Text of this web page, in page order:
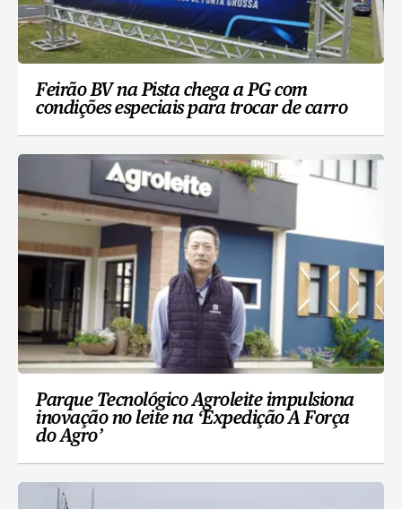
Feirão BV na Pista chega a PG com
condições especiais para trocar de carro
Parque Tecnológico Agroleite impulsiona
inovação no leite na ‘Expedição A Força
do Agro’